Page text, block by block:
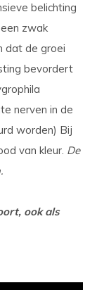
belichting
zwak
dat de groei
bevordert
nerven in de
worden) Bij
van kleur. De
ook als